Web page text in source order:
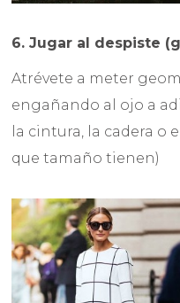
6. Jugar al despiste
Atrévete a meter
engañando al ojo a
la cintura, la cadera o
que tamaño tienen)